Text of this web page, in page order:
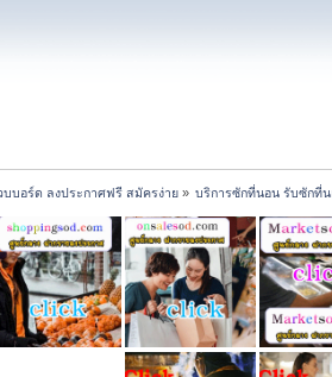
บบอร์ด ลงประกาศฟรี สมัครง่าย » บริการซักที่นอน รับซักที่